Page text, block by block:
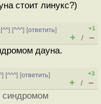
стоит линукс?)
^^] [^^^] [ответить]
+1
+ / –
дауна.
] [^^^] [ответить]
+3
+ / –
синдромом